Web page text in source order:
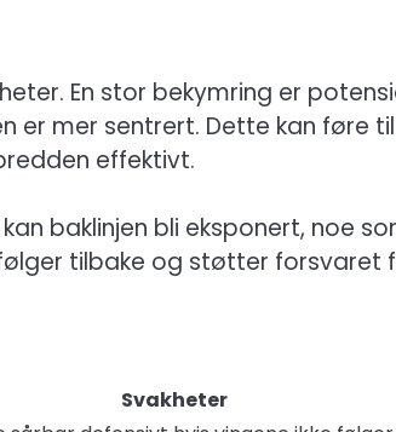
En stor bekymring er
er mer sentrert. Dette kan føre til
effektivt.
baklinjen bli eksponert, noe
tilbake og støtter forsvaret
Svakheter